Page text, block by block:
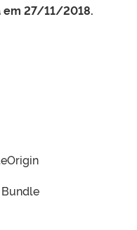
em 27/11/2018.